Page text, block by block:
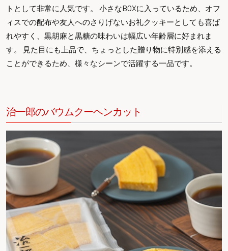
トとして非常に人気です。 小さなBOXに入っているため、オフ
ィスでの配布や友人へのさりげないお礼クッキーとしても喜ば
れやすく、黒胡麻と黒糖の味わいは幅広い年齢層に好まれま
す。 見た目にも上品で、ちょっとした贈り物に特別感を添える
ことができるため、様々なシーンで活躍する一品です。
治一郎のバウムクーヘンカット